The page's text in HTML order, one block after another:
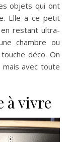
objets qui ont
Elle a ce petit
restant ultra-
chambre ou
déco. On
mais avec toute
à vivre